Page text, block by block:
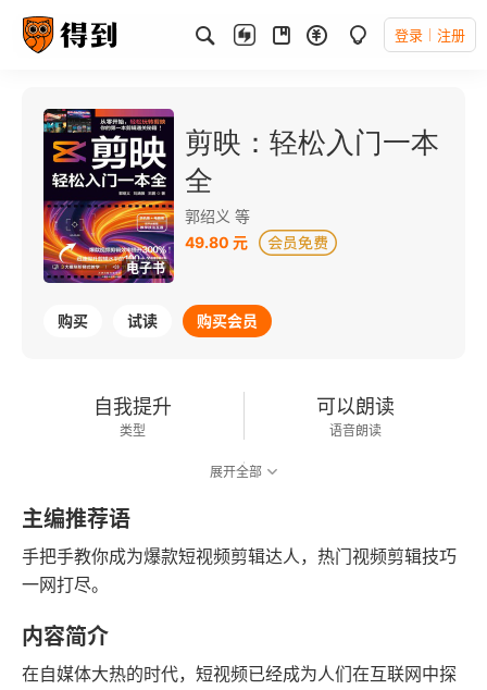
登录 注册
电子书
剪映：轻松入门一本
全
郭绍义 等
49.80 元
购买 试读 购买会员
自我提升
类型
可以朗读
语音朗读
展开全部
主编推荐语
手把手教你成为爆款短视频剪辑达人，热门视频剪辑技巧
一网打尽。
内容简介
在自媒体大热的时代，短视频已经成为人们在互联网中探